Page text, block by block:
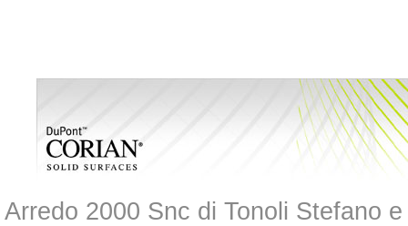
Arredo 2000 Snc di Tonoli Stefano